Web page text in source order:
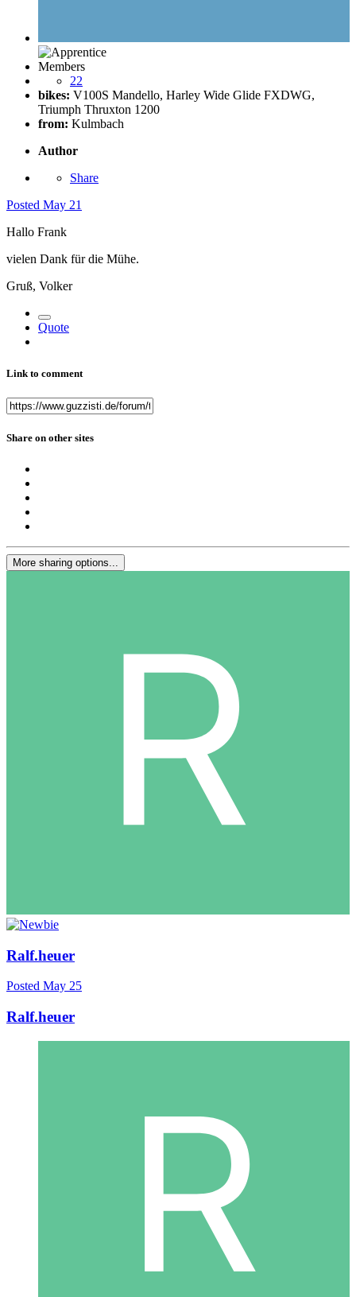
Members
22
bikes: V100S Mandello, Harley Wide Glide FXDWG,
Triumph Thruxton 1200
from: Kulmbach
Author
Share
Posted May 21
Hallo Frank
vielen Dank für die Mühe.
Gruß, Volker
Quote
Link to comment
Share on other sites
More sharing options...
Ralf.heuer
Posted May 25
Ralf.heuer